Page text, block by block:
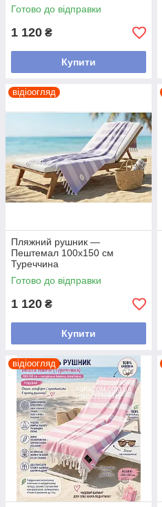
Готово до відправки
1 120 ₴
Купити
відіоогляд
Пляжний рушник —
Пештемал 100х150 см
Туреччина
Готово до відправки
1 120 ₴
Купити
відіоогляд